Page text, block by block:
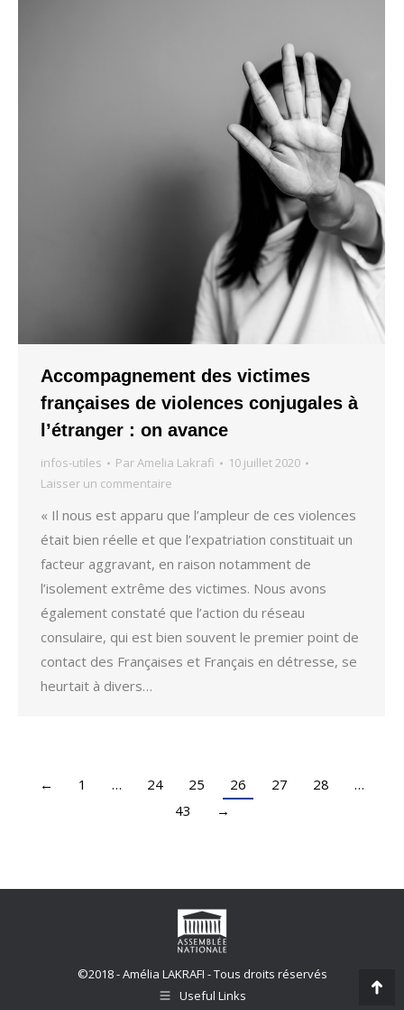
Accompagnement des victimes
françaises de violences conjugales à
l’étranger : on avance
infos-utiles ParAmelia Lakrafi
10 juillet 2020
Laisser un commentaire
« Il nous est apparu que l’ampleur de ces violences
était bien réelle et que l’expatriation constituait un
facteur aggravant, en raison notamment de
l’isolement extrême des victimes. Nous avons
également constaté que l’action du réseau
consulaire, qui est bien souvent le premier point de
contact des Françaises et Français en détresse, se
heurtait à divers…
← 1 … 24 25 26 27 28
…
43
→
©2018 - Amélia LAKRAFI - Tous droits réservés
Useful Links
Go